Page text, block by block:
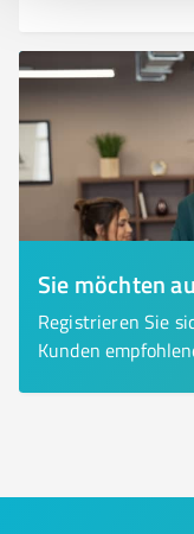
Sie möchten
Registrieren Sie
Kunden